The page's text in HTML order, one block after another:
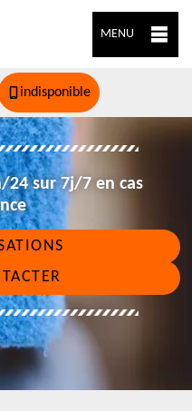
MENU
indisponible
24 sur 7j/7 en cas